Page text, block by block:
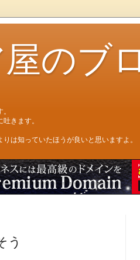
のブ
きます。
は知っていたほうが良いと思いますよ。
う